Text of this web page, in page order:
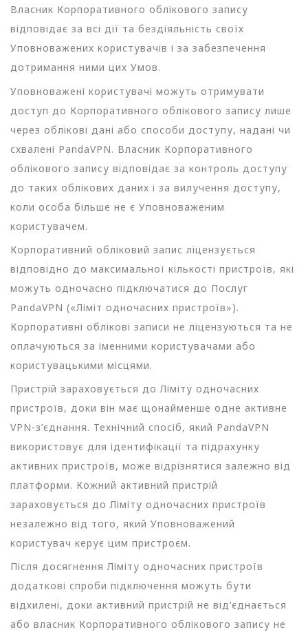
Власник Корпоративного облікового запису
відповідає за всі дії та бездіяльність своїх
Уповноважених користувачів і за забезпечення
дотримання ними цих Умов.
Уповноважені користувачі можуть отримувати
доступ до Корпоративного облікового запису лише
через облікові дані або способи доступу, надані чи
схвалені PandaVPN. Власник Корпоративного
облікового запису відповідає за контроль доступу
до таких облікових даних і за вилучення доступу,
коли особа більше не є Уповноваженим
користувачем.
Корпоративний обліковий запис ліцензується
відповідно до максимальної кількості пристроїв, які
можуть одночасно підключатися до Послуг
PandaVPN («Ліміт одночасних пристроїв»).
Корпоративні облікові записи не ліцензуються та не
оплачуються за іменними користувачами або
користувацькими місцями.
Пристрій зараховується до Ліміту одночасних
пристроїв, доки він має щонайменше одне активне
VPN-з’єднання. Технічний спосіб, який PandaVPN
використовує для ідентифікації та підрахунку
активних пристроїв, може відрізнятися залежно від
платформи. Кожний активний пристрій
зараховується до Ліміту одночасних пристроїв
незалежно від того, який Уповноважений
користувач керує цим пристроєм.
Після досягнення Ліміту одночасних пристроїв
додаткові спроби підключення можуть бути
відхилені, доки активний пристрій не від’єднається
або власник Корпоративного облікового запису не